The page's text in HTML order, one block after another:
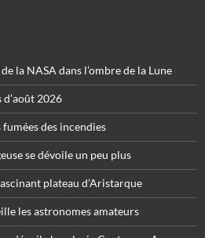
la NASA dans l’ombre de la Lune
2026
fumées des incendies
se dévoile un peu plus
plateau d’Aristarque
les astronomes amateurs